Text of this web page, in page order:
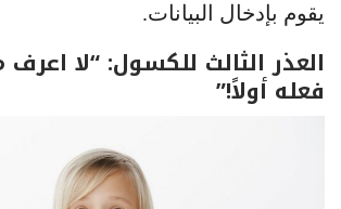
يقوم بإدخال البيانات.
العذر الثالث للكسول: “لا
فعله أولاً!”